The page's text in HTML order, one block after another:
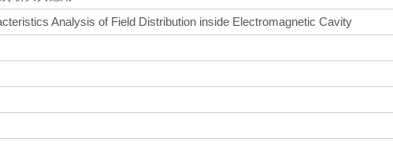
Analysis of Field Distribution inside Electromagnetic Cavity